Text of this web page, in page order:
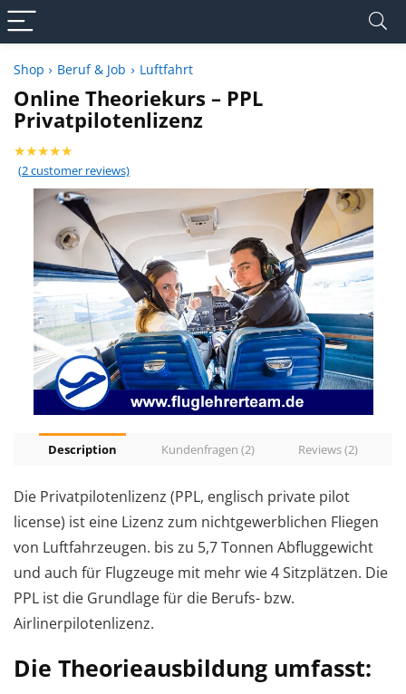
Shop Beruf & Job Luftfahrt
Online Theoriekurs – PPL
Privatpilotenlizenz
★★★★★
(2customer reviews)
Description Kundenfragen (2) Reviews (2)
Die Privatpilotenlizenz (PPL, englisch private pilot
license) ist eine Lizenz zum nichtgewerblichen Fliegen
von Luftfahrzeugen. bis zu 5,7 Tonnen Abfluggewicht
und auch für Flugzeuge mit mehr wie 4 Sitzplätzen. Die
PPL ist die Grundlage für die Berufs- bzw.
Airlinerpilotenlizenz.
Die Theorieausbildung umfasst: